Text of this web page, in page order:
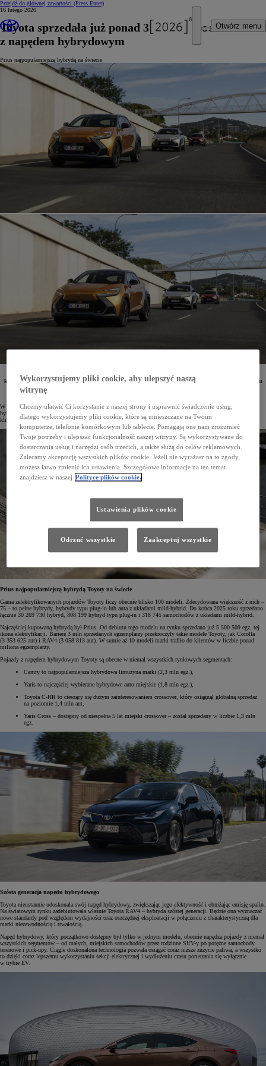
Przejdź do głównej zawartości (Press Enter)
Otwórz menu
16 lutego 2026
Toyota sprzedała już ponad 31 mln samochodów
z napędem hybrydowym
Prius najpopularniejszą hybrydą na świecie
W ciągu niemal 29 lat Toyota sprzedała globalnie ponad 31 mln hybryd. Co piąta z nich została
kupiona w Europie. Najpopularniejszym modelem hybrydowym na świecie był Prius. W przypadku
10 hybryd marki sprzedaż przekroczyła milion egzemplarzy. Gama hybryd Toyoty liczy obecnie
W 1997 roku na rynku zadebiutował Prius. Była to pierwsza Toyota z zelektryfikowanym napędem
hybrydowym, która zapoczątkowała ogromny przełom w motoryzacji. Od tego czasu marka dostarczyła
klientom 31 396 674 hybrydy. W Europie sprzedano 6 168 070 takich aut.
Prius najpopularniejszą hybrydą Toyoty na świecie
Gama zelektryfikowanych pojazdów Toyoty liczy obecnie blisko 100 modeli. Zdecydowana większość z nich –
75 – to pełne hybrydy, hybrydy typu plug-in lub auta z układami mild-hybrid. Do końca 2025 roku sprzedano
łącznie 30 269 730 hybryd, 808 199 hybryd typu plug-in i 318 745 samochodów z układami mild-hybrid.
Najczęściej kupowaną hybrydą był Prius. Od debiutu tego modelu na rynku sprzedano już 5 500 509 egz. tej
ikona elektryfikacji. Barierę 3 mln sprzedanych egzemplarzy przekroczyły takie modele Toyoty, jak Corolla
(3 353 625 aut) i RAV4 (3 058 813 aut). W sumie aż 10 modeli marki trafiło do klientów w liczbie ponad
miliona egzemplarzy.
Pojazdy z napędem hybrydowym Toyoty są obecne w niemal wszystkich rynkowych segmentach:
Camry to najpopularniejsza hybrydowa limuzyna marki (2,3 mln egz.),
Yaris to najczęściej wybierane hybrydowe auto miejskie (1,8 mln egz.),
Toyota C-HR to cieszący się dużym zainteresowaniem crossover, który osiągnął globalną sprzedaż
na poziomie 1,4 mln aut,
Yaris Cross – dostępny od niespełna 5 lat miejski crossover – został sprzedany w liczbie 1,3 mln
egz.
Szósta generacja napędu hybrydowego
Toyota nieustannie udoskonala swój napęd hybrydowy, zwiększając jego efektywność i obniżając emisję spalin.
Na światowym rynku zadebiutowała właśnie Toyota RAV4 – hybryda szóstej generacji. Będzie ona wyznaczać
nowe standardy pod względem wydajności oraz oszczędnej eksploatacji w połączeniu z charakterystyczną dla
marki niezawodnością i trwałością.
Napęd hybrydowy, który początkowo dostępny był tylko w jednym modelu, obecnie napędza pojazdy z niemal
wszystkich segmentów – od małych, miejskich samochodów przez rodzinne SUV-y po potężne samochody
terenowe i pick-upy. Ciągle doskonalona technologia pozwala osiągać coraz niższe zużycie paliwa, a wszystko
to dzięki coraz lepszemu wykorzystaniu sekcji elektrycznej i wydłużeniu czasu poruszania się wyłącznie
w trybie EV.
Wykorzystujemy pliki cookie, aby ulepszyć naszą
witrynę
Chcemy ułatwić Ci korzystanie z naszej strony i usprawnić świadczenie usług,
dlatego wykorzystujemy pliki cookie, które są umieszczane na Twoim
komputerze, telefonie komórkowym lub tablecie. Pomagają one nam zrozumieć
Twoje potrzeby i ulepszać funkcjonalność naszej witryny. Są wykorzystywane do
dostarczania usług i narzędzi osób trzecich, a także służą do celów reklamowych.
Zalecamy akceptację wszystkich plików cookie. Jeżeli nie wyrażasz na to zgody,
możesz łatwo zmienić ich ustawienia. Szczegółowe informacje na ten temat
znajdziesz w naszej Polityce plików cookie.
Ustawienia plików cookie
Odrzuć wszystkie Zaakceptuj wszystkie